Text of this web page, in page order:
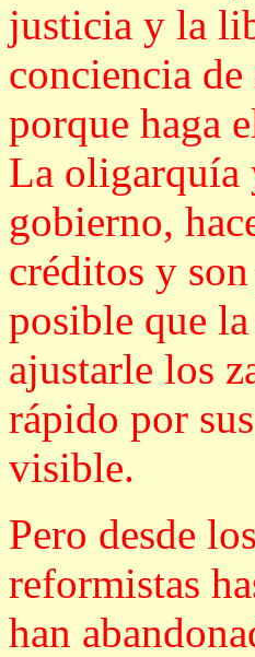
justicia y la
conciencia de
porque haga
La oligarquía
gobierno,
créditos y
posible que
ajustarle los
rápido por
visible.
Pero desde
reformistas
han